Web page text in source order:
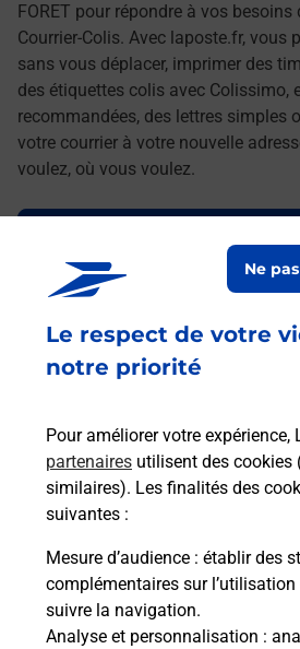
Le respect de votre
notre priorité
Pour améliorer votre expérience,
partenaires utilisent des cookies
similaires). Les finalités des
suivantes :
Mesure d’audience : établir des
complémentaires sur
suivre la navigation.
Analyse et personnalisation :
Ne
FORET pour répondre à vos
Courrier-Colis. Avec laposte.fr, vous
sans vous déplacer, imprimer des
des étiquettes colis avec Colissimo,
recommandées, des lettres simples
votre courrier à votre nouvelle
voulez, où vous voulez.
La Poste